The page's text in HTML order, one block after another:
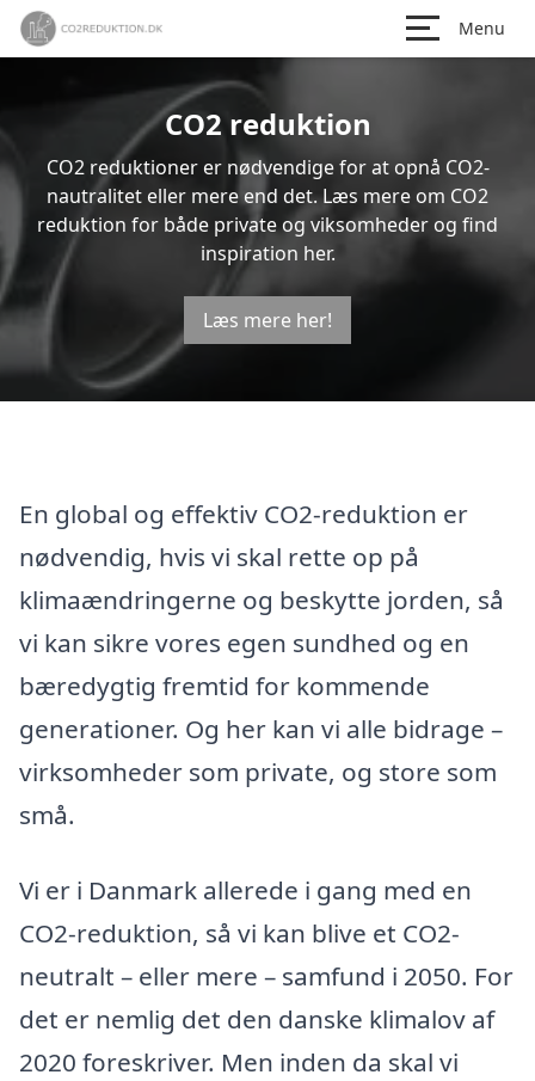
Menu
CO2 reduktion
CO2 reduktioner er nødvendige for at opnå CO2-
nautralitet eller mere end det. Læs mere om CO2
reduktion for både private og viksomheder og find
inspiration her.
Læs mere her!
En global og effektiv CO2-reduktion er
nødvendig, hvis vi skal rette op på
klimaændringerne og beskytte jorden, så
vi kan sikre vores egen sundhed og en
bæredygtig fremtid for kommende
generationer. Og her kan vi alle bidrage –
virksomheder som private, og store som
små.
Vi er i Danmark allerede i gang med en
CO2-reduktion, så vi kan blive et CO2-
neutralt – eller mere – samfund i 2050. For
det er nemlig det den danske klimalov af
2020 foreskriver. Men inden da skal vi